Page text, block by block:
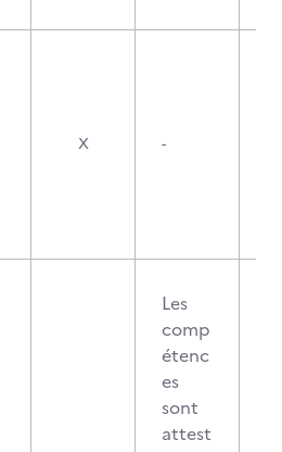
X -
Les
comp
étenc
es
sont
attest